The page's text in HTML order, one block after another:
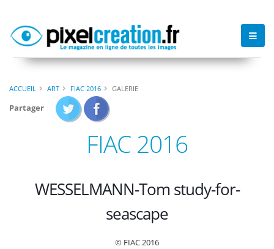
ACCUEIL ART FIAC 2016 GALERIE
Partager
FIAC 2016
WESSELMANN-Tom study-for-
seascape
© FIAC 2016